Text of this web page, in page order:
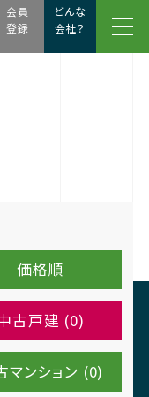
価格順
古戸建 (0)
マンション (0)
会員
登録
どんな
会社？